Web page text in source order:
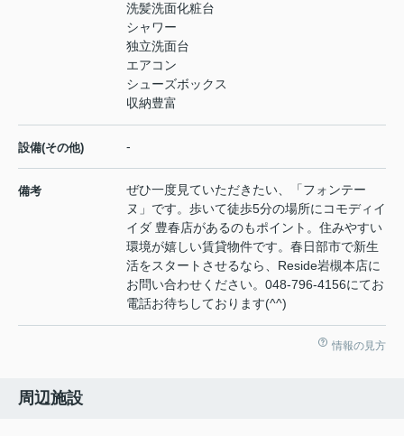
洗髪洗面化粧台
シャワー
独立洗面台
エアコン
シューズボックス
収納豊富
設備(その他) -
備考
ぜひ一度見ていただきたい、「フォンテー
ヌ」です。歩いて徒歩5分の場所にコモディイ
イダ 豊春店があるのもポイント。住みやすい
環境が嬉しい賃貸物件です。春日部市で新生
活をスタートさせるなら、Reside岩槻本店に
お問い合わせください。048-796-4156にてお
電話お待ちしております(^^)
情報の見方
周辺施設